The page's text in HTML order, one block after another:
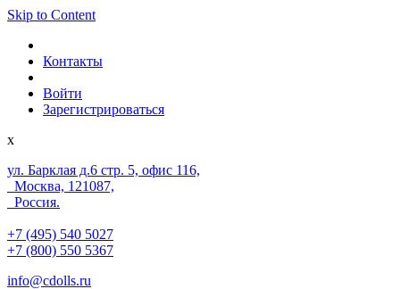
Skip to Content
Контакты
Войти
Зарегистрироваться
x
ул. Барклая д.6 стр. 5, офис 116,
Москва, 121087,
Россия.
+7 (495) 540 5027
+7 (800) 550 5367
info@cdolls.ru